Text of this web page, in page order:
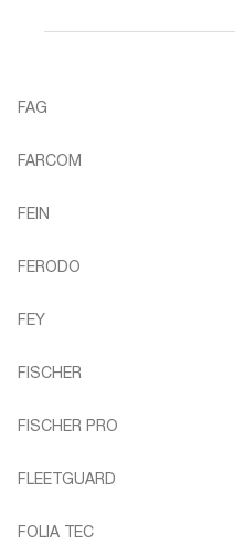
FAG
FARCOM
FEIN
FERODO
FEY
FISCHER
FISCHER PRO
FLEETGUARD
FOLIA TEC